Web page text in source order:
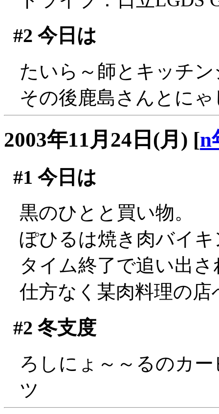
#2 今日は
たいら～師とキッチ
その後鹿島さんとに
2003年11月24日(月) [n
#1 今日は
黒のひとと買い物。
ぽひるは焼き肉バイ
タイム終了で追い出さ
仕方なく某肉料理の
#2 冬支度
ろしにょ～～るのカ
ツ